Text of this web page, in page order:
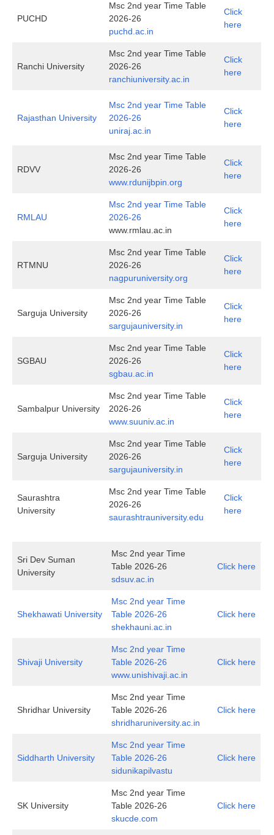
PUCHD
Msc 2nd year Time Table
2026-26
puchd.ac.in
Click
here
Ranchi University
Msc 2nd year Time Table
2026-26
ranchiuniversity.ac.in
Click
here
Rajasthan University
Msc 2nd year Time Table
2026-26
uniraj.ac.in
Click
here
RDVV
Msc 2nd year Time Table
2026-26
www.rdunijbpin.org
Click
here
RMLAU
Msc 2nd year Time Table
2026-26
www.rmlau.ac.in
Click
here
RTMNU
Msc 2nd year Time Table
2026-26
nagpuruniversity.org
Click
here
Sarguja University
Msc 2nd year Time Table
2026-26
sargujauniversity.in
Click
here
SGBAU
Msc 2nd year Time Table
2026-26
sgbau.ac.in
Click
here
Sambalpur University
Msc 2nd year Time Table
2026-26
www.suuniv.ac.in
Click
here
Sarguja University
Msc 2nd year Time Table
2026-26
sargujauniversity.in
Click
here
Saurashtra
University
Msc 2nd year Time Table
2026-26
saurashtrauniversity.edu
Click
here
Sri Dev Suman
University
Msc 2nd year Time
Table 2026-26
sdsuv.ac.in
Click here
Shekhawati University
Msc 2nd year Time
Table 2026-26
shekhauni.ac.in
Click here
Shivaji University
Msc 2nd year Time
Table 2026-26
www.unishivaji.ac.in
Click here
Shridhar University
Msc 2nd year Time
Table 2026-26
shridharuniversity.ac.in
Click here
Siddharth University
Msc 2nd year Time
Table 2026-26
sidunikapilvastu
Click here
SK University
Msc 2nd year Time
Table 2026-26
skucde.com
Click here